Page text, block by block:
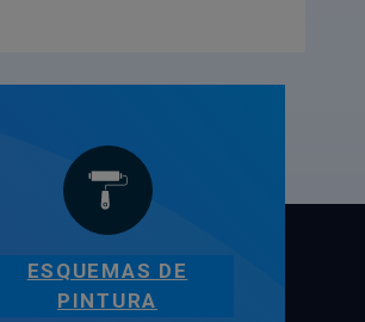
ESQUEMAS DE
PINTURA